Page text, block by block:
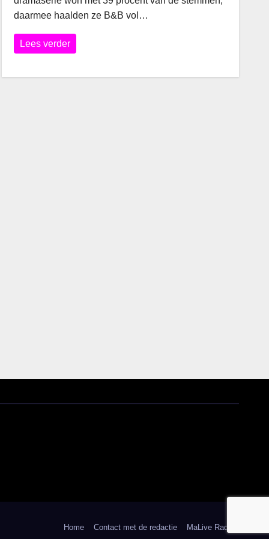
daarmee haalden ze B&B vol…
Lees verder
Home Contact met de redactie MaLive Radio